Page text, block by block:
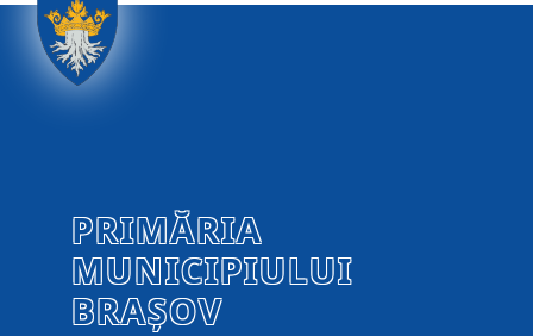
PRIMĂRIA
MUNICIPIULUI
BRAȘOV